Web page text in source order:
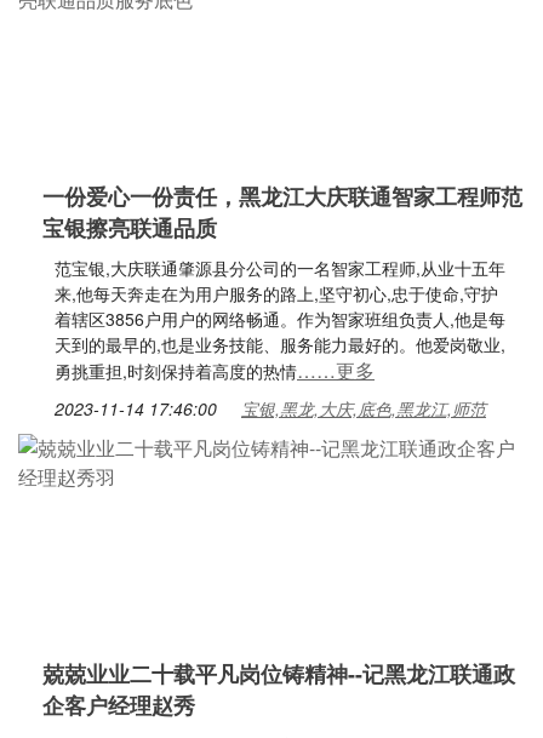
一份爱心一份责任，黑龙江大庆联通智家工程师范
宝银擦亮联通品质
范宝银,大庆联通肇源县分公司的一名智家工程师,从业十五年
来,他每天奔走在为用户服务的路上,坚守初心,忠于使命,守护
着辖区3856户用户的网络畅通。作为智家班组负责人,他是每
天到的最早的,也是业务技能、服务能力最好的。他爱岗敬业,
勇挑重担,时刻保持着高度的热情……更多
2023-11-14 17:46:00 宝银,黑龙,大庆,底色,黑龙江,师范
兢兢业业二十载平凡岗位铸精神--记黑龙江联通政
企客户经理赵秀